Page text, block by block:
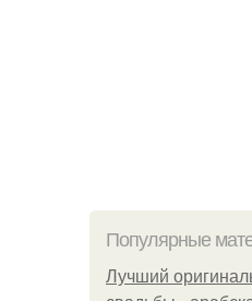
Популярные
Лучший